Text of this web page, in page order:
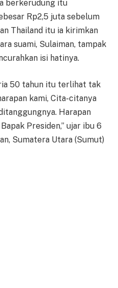
berkerudung itu
Rp2,5 juta sebelum
Thailand itu ia kirimkan
suami, Sulaiman, tampak
isi hatinya.
50 tahun itu terlihat tak
kami, Cita-citanya
Harapan
Presiden,” ujar ibu 6
Sumatera Utara (Sumut)